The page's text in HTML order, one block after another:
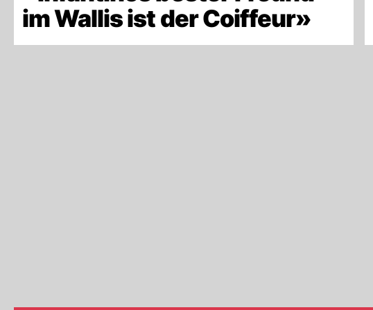
im Wallis ist der Coiffeur»